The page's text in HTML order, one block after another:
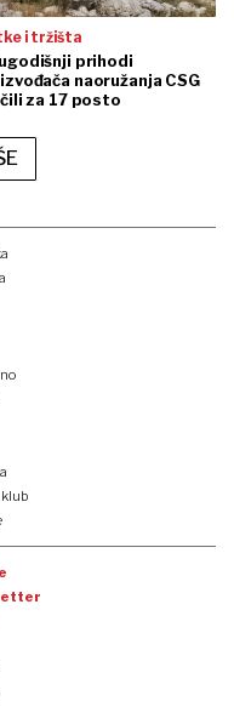
i tržišta
prihodi
naoružanja CSG
za 17 posto